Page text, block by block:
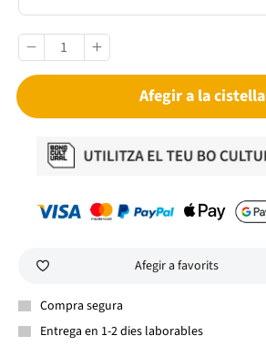
Afegir a la cistella
Afegir a favorits
Compra segura
Entrega en 1-2 dies laborables